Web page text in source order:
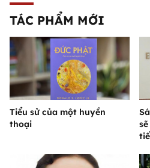
TÁC PHẨM MỚI
Tiểu sử của một huyền
thoại